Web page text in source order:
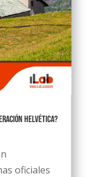
Helvética?
oficiales